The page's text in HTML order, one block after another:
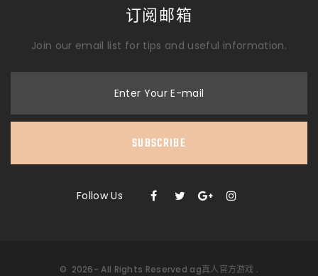
订阅邮箱
Join our email list for tips and useful information.
Enter Your E-mail
SUBSCRIBE
Follow Us
© 2026- All Rights Reserved ag真人官方游戏 .